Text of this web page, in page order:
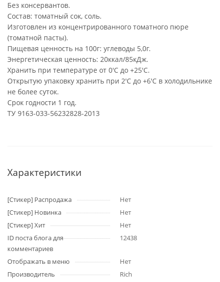
Без консервантов.
Состав: томатный сок, соль.
Изготовлен из концентрированного томатного пюре
(томатной пасты).
Пищевая ценность на 100г: углеводы 5,0г.
Энергетическая ценность: 20ккал/85кДж.
Хранить при температуре от 0'C до +25'C.
Открытую упаковку хранить при 2'C до +6'C в холодильнике
не более суток.
Срок годности 1 год.
ТУ 9163-033-56232828-2013
Характеристики
[Стикер] Распродажа
Нет
[Стикер] Новинка
Нет
[Стикер] Хит
Нет
ID поста блога для
комментариев
12438
Отображать в меню
Нет
Производитель
Rich